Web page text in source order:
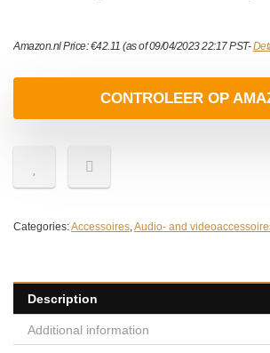
Amazon.nl Price:€42.11 (as of 09/04/2023 22:17 PST-
CONTROLEER OP
Categories:Accessoires,Audio- and
Description
Additional information